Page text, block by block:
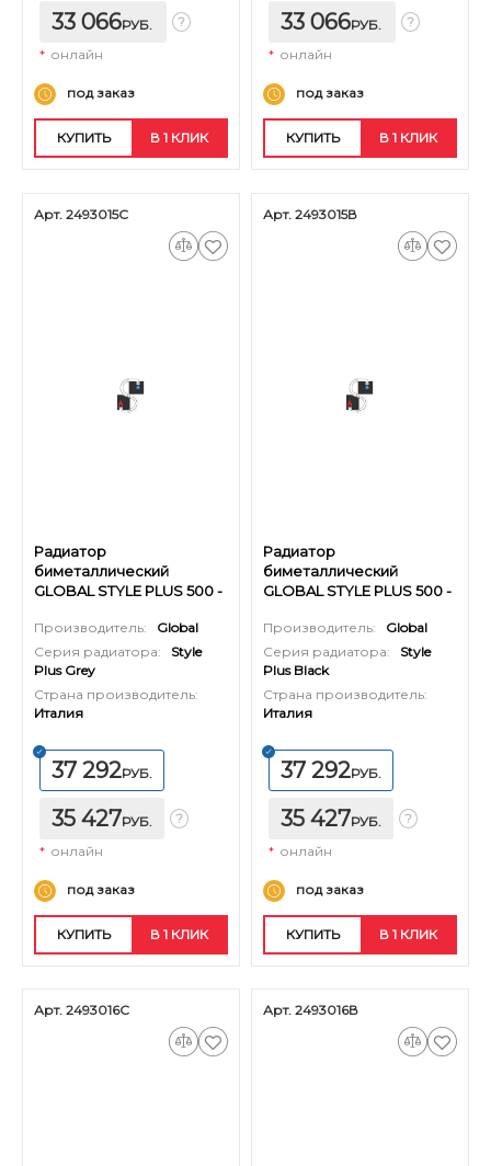
33 066РУБ.
* онлайн
под заказ
КУПИТЬ В 1 КЛИК
33 066РУБ.
* онлайн
под заказ
КУПИТЬ В 1 КЛИК
Арт. 2493015С
Радиатор
биметаллический
GLOBAL STYLE PLUS 500 -
Производитель:
Global
Серия радиатора:
Style
Plus Grey
Страна производитель:
Италия
37 292РУБ.
35 427РУБ.
* онлайн
под заказ
КУПИТЬ В 1 КЛИК
Арт. 2493015В
Радиатор
биметаллический
GLOBAL STYLE PLUS 500 -
Производитель:
Global
Серия радиатора:
Style
Plus Black
Страна производитель:
Италия
37 292РУБ.
35 427РУБ.
* онлайн
под заказ
КУПИТЬ В 1 КЛИК
Арт. 2493016С Арт. 2493016В